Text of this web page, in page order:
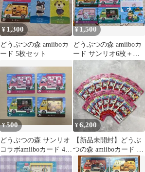
¥ 1,300
どうぶつの森 amiiboカ
ード 5枚セット
¥ 1,500
どうぶつの森 amiiboカ
ード サンリオ6枚＋シ
ール6枚セット アミー
ボカード
¥500
どうぶつの森 サンリオ
コラボamiiboカード 4枚
セット
¥6,200
【新品未開封】どうぶ
つの森 amiiboカード サ
ンリオコラボ 15点セッ
ト